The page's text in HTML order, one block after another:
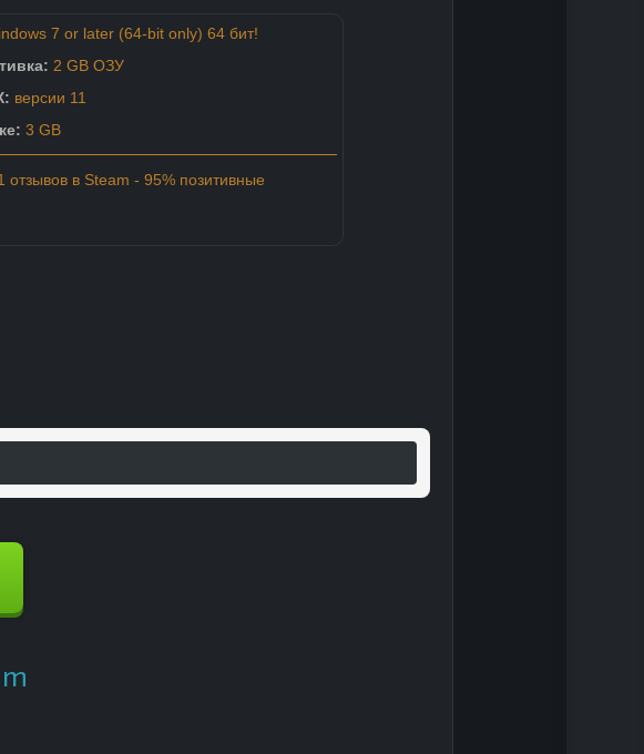
7 or later (64-bit only) 64 бит!
2 GB ОЗУ
версии 11
3 GB
отзывов в Steam - 95% позитивные